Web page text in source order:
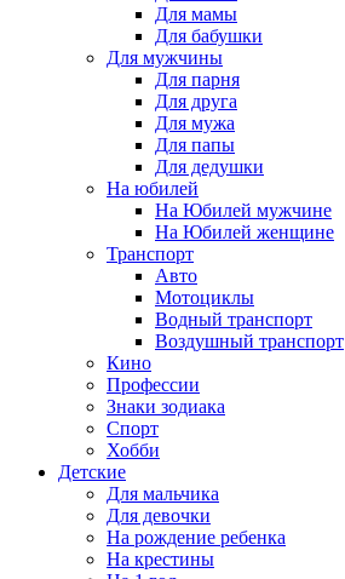
Для мамы
Для бабушки
Для мужчины
Для парня
Для друга
Для мужа
Для папы
Для дедушки
На юбилей
На Юбилей мужчине
На Юбилей женщине
Транспорт
Авто
Мотоциклы
Водный транспорт
Воздушный транспорт
Кино
Профессии
Знаки зодиака
Спорт
Хобби
Детские
Для мальчика
Для девочки
На рождение ребенка
На крестины